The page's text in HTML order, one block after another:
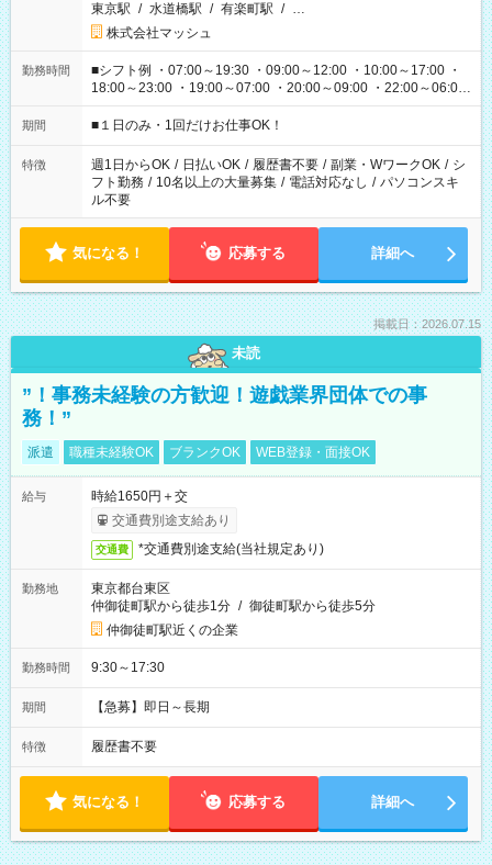
東京駅 / 水道橋駅 / 有楽町駅 / …
株式会社マッシュ
勤務時間
■シフト例 ・07:00～19:30 ・09:00～12:00 ・10:00～17:00 ・
18:00～23:00 ・19:00～07:00 ・20:00～09:00 ・22:00～06:00
etc ★最短で3時間で5,120円のお仕事から 15時間で2万円近く稼
げるお仕事も！ ご希望のお時間に合わせてご紹介！ ※シフトは
ください！
期間 ■１日のみ・1回だけお仕事OK！
特徴 週1日からOK / 日払いOK / 履歴書不要 / 副業・WワークOK / シ
フト勤務 / 10名以上の大量募集 / 電話対応なし / パソコンスキ
ル不要
気になる！ 応募する 詳細へ
掲載日：2026.07.15
未読
”！事務未経験の方歓迎！遊戯業界団体での事
務！”
派遣 職種未経験OK ブランクOK WEB登録・面接OK
給与
時給1650円＋交
交通費別途支給あり
交通費 *交通費別途支給(当社規定あり)
勤務地
東京都台東区
仲御徒町駅から徒歩1分 / 御徒町駅から徒歩5分
仲御徒町駅近くの企業
勤務時間 9:30～17:30
期間 【急募】即日～長期
特徴 履歴書不要
気になる！ 応募する 詳細へ